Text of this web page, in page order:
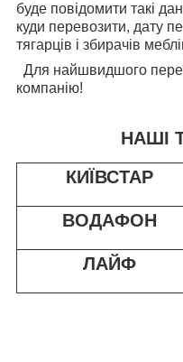
буде повідомити такі
куди перевозити, дату
тягарців і збирачів
Для найшвидшого
компанію!
НАШІ
КИЇВСТАР
ВОДАФОН
ЛАЙФ